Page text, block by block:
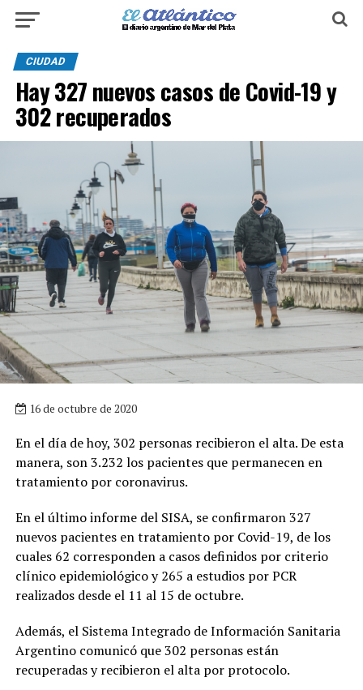
CIUDAD
Hay 327 nuevos casos de Covid-19 y
302 recuperados
16 de octubre de 2020
En el día de hoy, 302 personas recibieron el alta. De esta
manera, son 3.232 los pacientes que permanecen en
tratamiento por coronavirus.
En el último informe del SISA, se confirmaron 327
nuevos pacientes en tratamiento por Covid-19, de los
cuales 62 corresponden a casos definidos por criterio
clínico epidemiológico y 265 a estudios por PCR
realizados desde el 11 al 15 de octubre.
Además, el Sistema Integrado de Información Sanitaria
Argentino comunicó que 302 personas están
recuperadas y recibieron el alta por protocolo.